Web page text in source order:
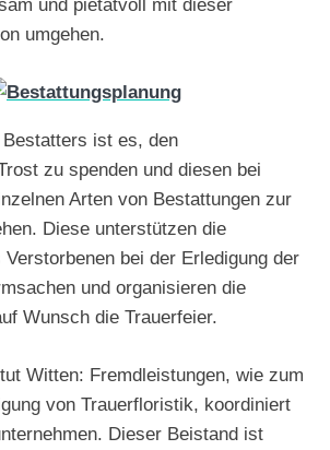
umgehen.
ist es, den
zu spenden und diesen bei
Arten von Bestattungen zur
Diese unterstützen die
Verstorbenen bei der Erledigung der
und organisieren die
Wunsch die Trauerfeier.
Witten: Fremdleistungen, wie zum
von Trauerfloristik, koordiniert
Dieser Beistand ist